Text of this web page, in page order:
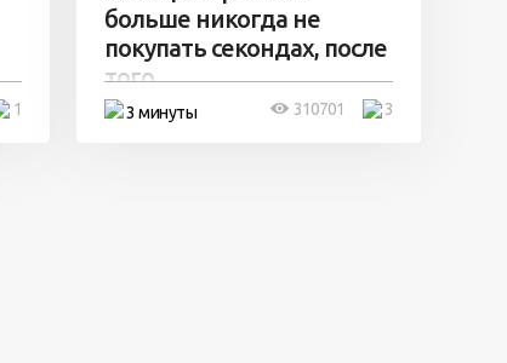
1
больше никогда не
покупать секондах, после
того ...
3 минуты 3
310701